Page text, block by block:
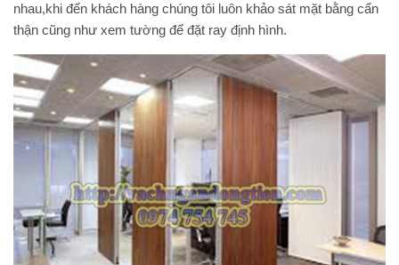
nhau,khi đến khách hàng chúng tôi luôn khảo sát mặt bằng cẩn
thận cũng như xem tường để đặt ray định hình.